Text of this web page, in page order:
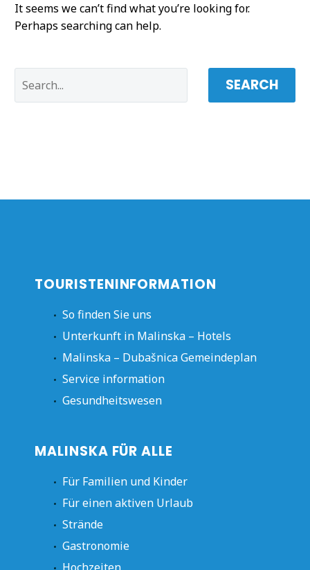
It seems we can’t find what you’re looking for.
Perhaps searching can help.
SEARCH
TOURISTENINFORMATION
So finden Sie uns
Unterkunft in Malinska – Hotels
Malinska – Dubašnica Gemeindeplan
Service information
Gesundheitswesen
MALINSKA FÜR ALLE
Für Familien und Kinder
Für einen aktiven Urlaub
Strände
Gastronomie